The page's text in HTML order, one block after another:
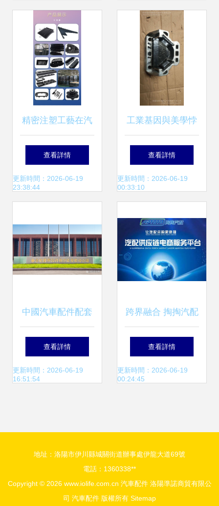
精密注塑工藝在汽
車內飾及化妝品包
裝領域的應用與技
查看詳情
更新時間：2026-06-19
23:38:44
工業基因與美學悖
論 從汽配零件引申
的“非典型”美妝啟
查看詳情
更新時間：2026-06-19
00:33:10
中國汽車配件配套
海外商機的多維突
破 以國軒高科
查看詳情
更新時間：2026-06-19
16:51:54
跨界融合 掏掏汽配
科技如何攜手汽車
服務大會，開啟汽
查看詳情
更新時間：2026-06-19
00:24:45
地址：洛陽市伊川縣城關街道辦事處伊龍大道69號
電話：1360338**
Copyright © 2026 www.iolife.com.cn 汽車配件 洛陽準諾商貿有限公
司 汽車配件 版權所有 Sitemap